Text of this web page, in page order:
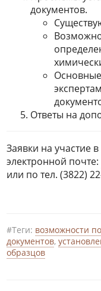
документов.
Ответы на
Заявки на участие
электронной почте:
или по тел. (3822)
#Теги: возможности
документов,
образцов